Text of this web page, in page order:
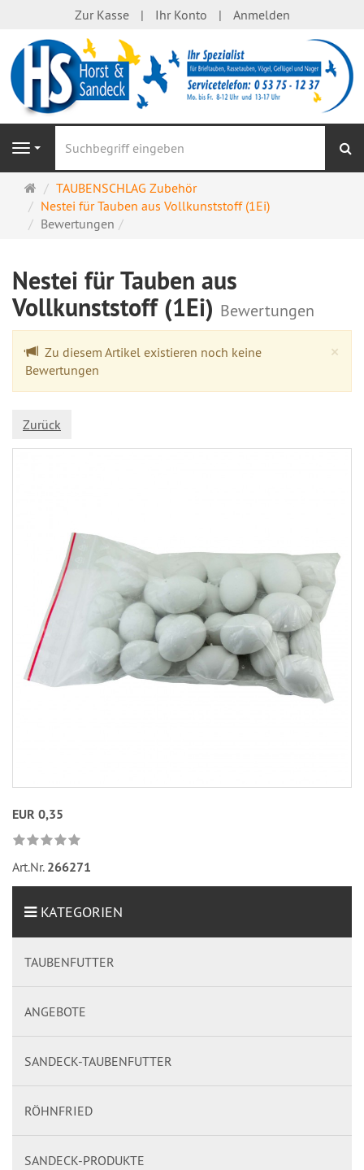
Zur Kasse Ihr Konto Anmelden
Navigation
Startseite
TAUBENSCHLAG Zubehör
Nestei für Tauben aus Vollkunststoff (1Ei)
Bewertungen
Nestei für Tauben aus
Vollkunststoff (1Ei) Bewertungen
×
Zu diesem Artikel existieren noch keine
Bewertungen
Zurück
EUR 0,35
Art.Nr. 266271
KATEGORIEN
TAUBENFUTTER
ANGEBOTE
SANDECK-TAUBENFUTTER
RÖHNFRIED
SANDECK-PRODUKTE